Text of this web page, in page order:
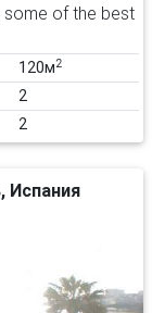
some of the best
120м2
2
2
Испания